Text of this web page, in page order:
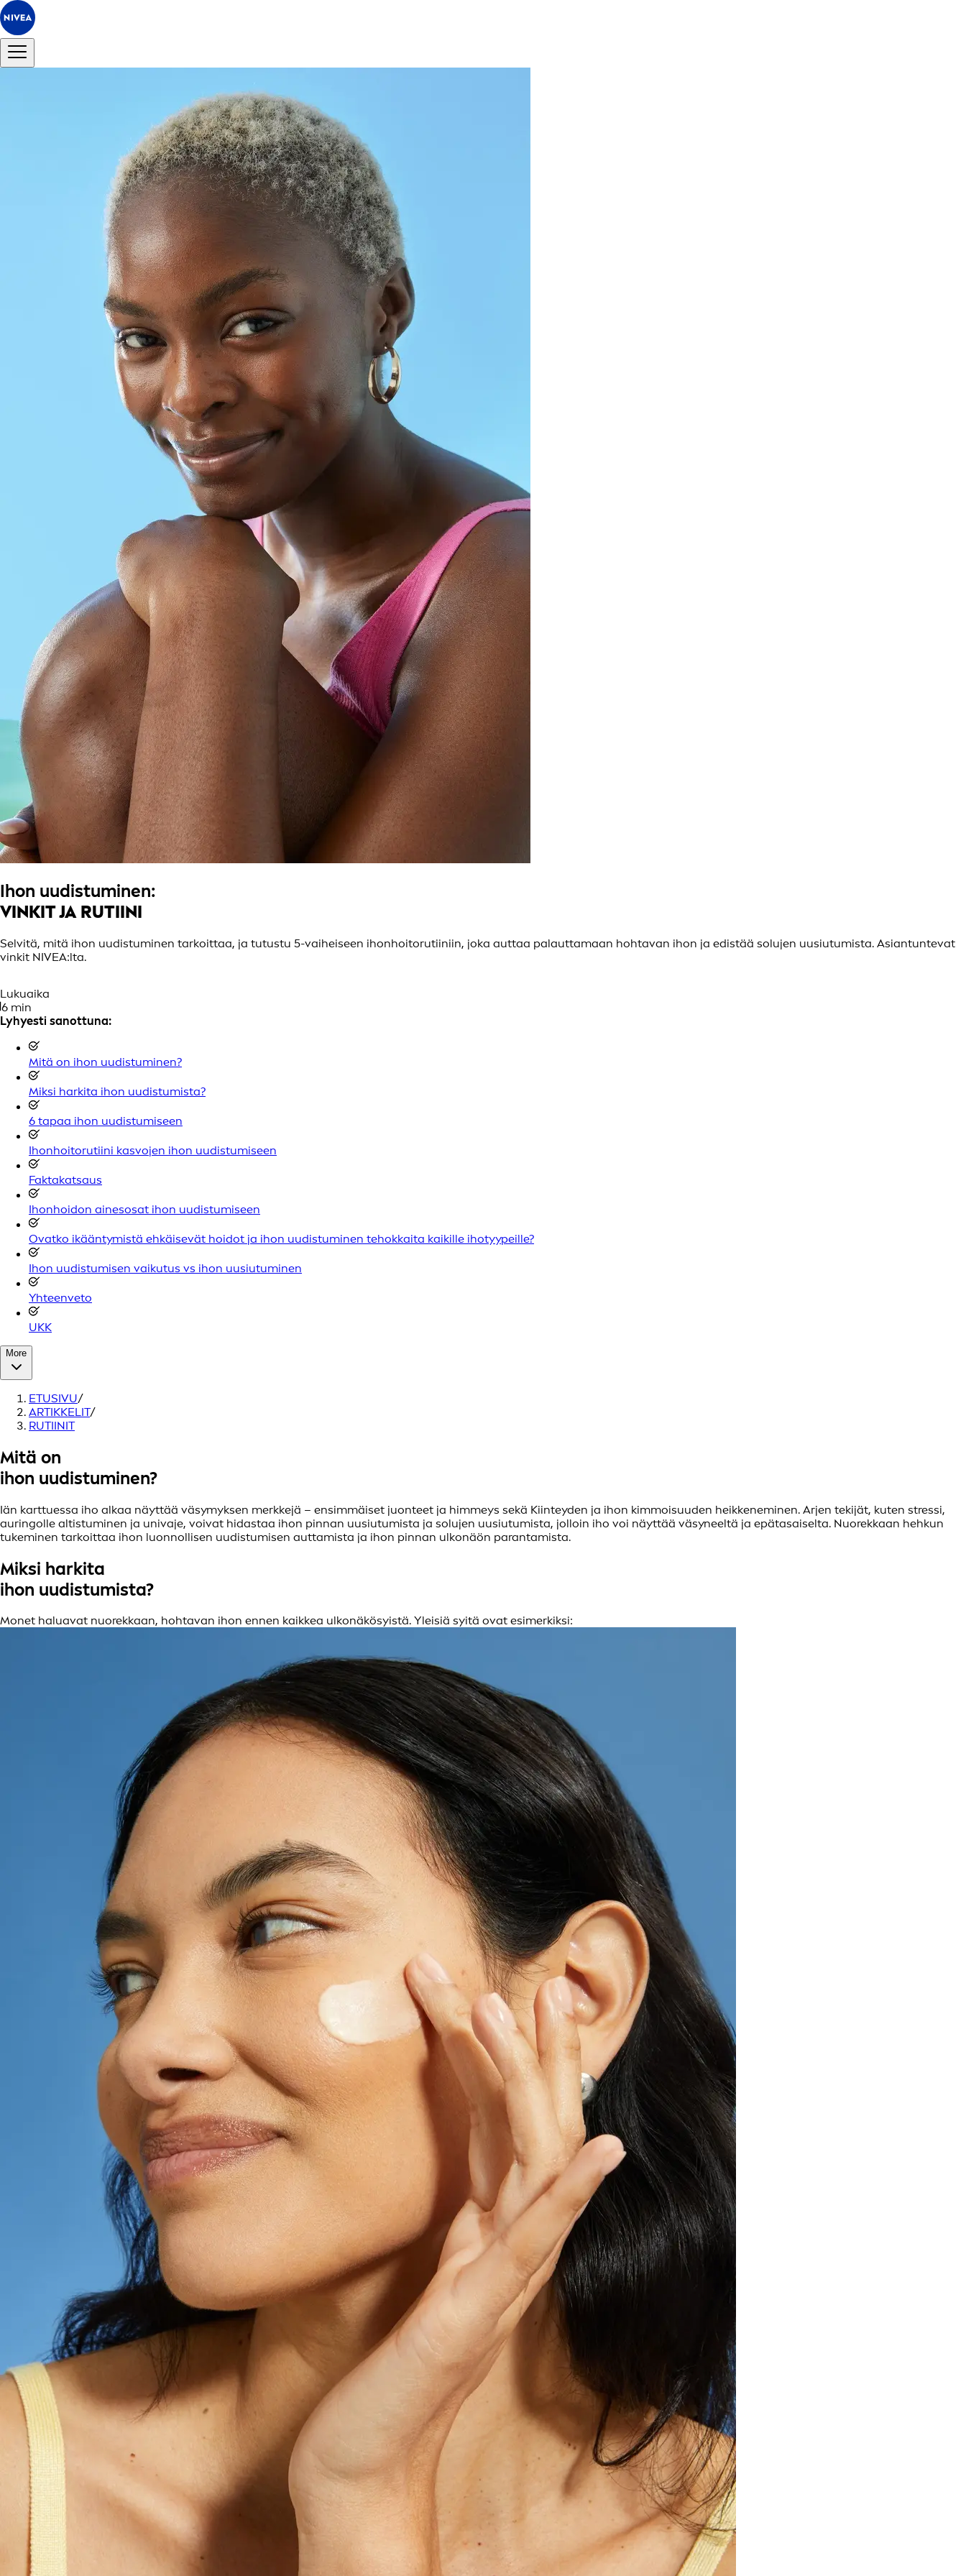
Ihon uudistuminen:
VINKIT JA RUTIINI
Selvitä, mitä ihon uudistuminen tarkoittaa, ja tutustu 5-vaiheiseen ihonhoitorutiiniin, joka auttaa palauttamaan hohtavan ihon ja edistää solujen uusiutumista. Asiantuntevat
vinkit NIVEA:lta.
Lukuaika
6 min
Lyhyesti sanottuna:
Mitä on ihon uudistuminen?
Miksi harkita ihon uudistumista?
6 tapaa ihon uudistumiseen
Ihonhoitorutiini kasvojen ihon uudistumiseen
Faktakatsaus
Ihonhoidon ainesosat ihon uudistumiseen
Ovatko ikääntymistä ehkäisevät hoidot ja ihon uudistuminen tehokkaita kaikille ihotyypeille?
Ihon uudistumisen vaikutus vs ihon uusiutuminen
Yhteenveto
UKK
More
ETUSIVU/
ARTIKKELIT/
RUTIINIT
Mitä on
ihon uudistuminen?
Iän karttuessa iho alkaa näyttää väsymyksen merkkejä – ensimmäiset juonteet ja himmeys sekä Kiinteyden ja ihon kimmoisuuden heikkeneminen. Arjen tekijät, kuten stressi,
auringolle altistuminen ja univaje, voivat hidastaa ihon pinnan uusiutumista ja solujen uusiutumista, jolloin iho voi näyttää väsyneeltä ja epätasaiselta. Nuorekkaan hehkun
tukeminen tarkoittaa ihon luonnollisen uudistumisen auttamista ja ihon pinnan ulkonäön parantamista.
Miksi harkita
ihon uudistumista?
Monet haluavat nuorekkaan, hohtavan ihon ennen kaikkea ulkonäkösyistä. Yleisiä syitä ovat esimerkiksi: